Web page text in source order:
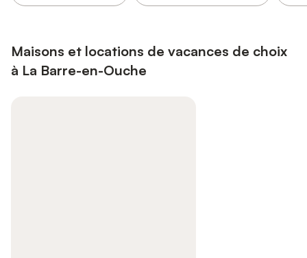
Maisons et locations de vacances de choix
à La Barre-en-Ouche